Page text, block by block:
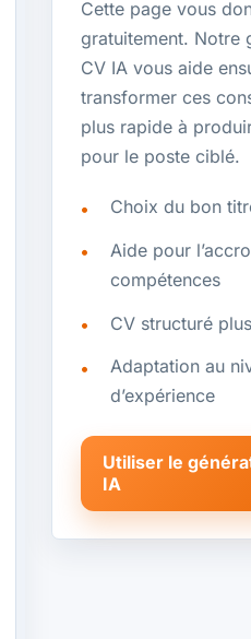
Cette page vous
gratuitement. Notre
CV IA vous aide
transformer ces
plus rapide à
pour le poste ciblé.
Choix du bon
Aide pour
compétences
CV structuré
Adaptation au
d’expérience
Utiliser le
IA